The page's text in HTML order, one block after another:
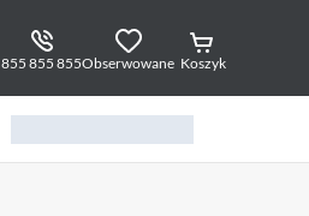
855 855 855Obserwowane Koszyk